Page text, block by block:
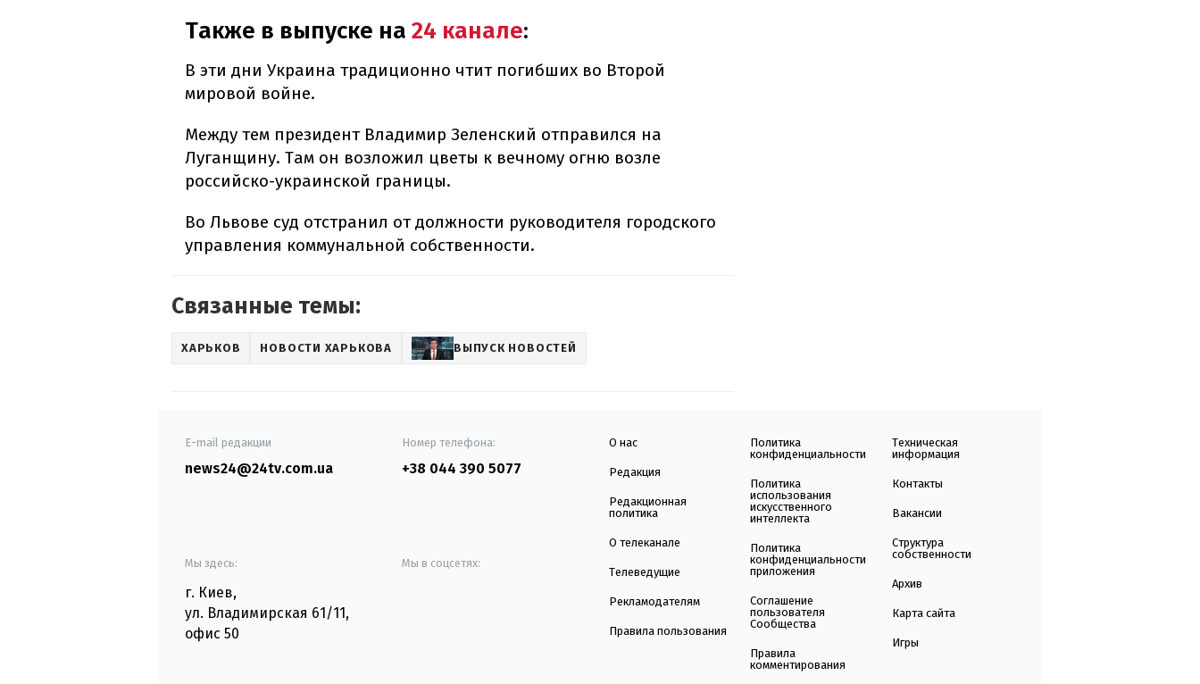
Также в выпуске на 24 канале:
В эти дни Украина традиционно чтит погибших во Второй
мировой войне.
Между тем президент Владимир Зеленский отправился на
Луганщину. Там он возложил цветы к вечному огню возле
российско-украинской границы.
Во Львове суд отстранил от должности руководителя городского
управления коммунальной собственности.
Связанные темы:
ХАРЬКОВ НОВОСТИ ХАРЬКОВА ВЫПУСК НОВОСТЕЙ
E-mail редакции
news24@24tv.com.ua
Номер телефона:
+38 044 390 5077
Мы здесь:
г. Киев,
ул. Владимирская 61/11,
офис 50
Мы в соцсетях:
О нас
Редакция
Редакционная
политика
О телеканале
Телеведущие
Рекламодателям
Правила пользования
Политика
конфиденциальности
Политика
использования
искусственного
интеллекта
Политика
конфиденциальности
приложения
Соглашение
пользователя
Сообщества
Правила
комментирования
Техническая
информация
Контакты
Вакансии
Структура
собственности
Архив
Карта сайта
Игры